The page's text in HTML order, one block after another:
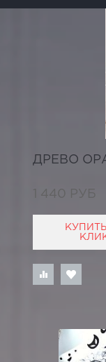
ДРЕВО
1 440 РУБ
КУПИТЬ